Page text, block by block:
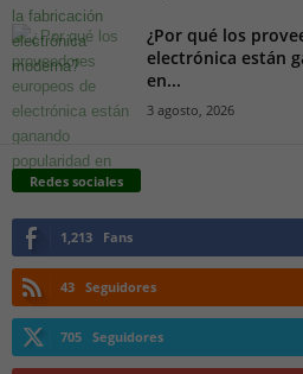
¿Por qué los
electrónica están
en...
3 agosto, 2026
Redes sociales
1,213 Fans
43 Seguidores
705 Seguidores